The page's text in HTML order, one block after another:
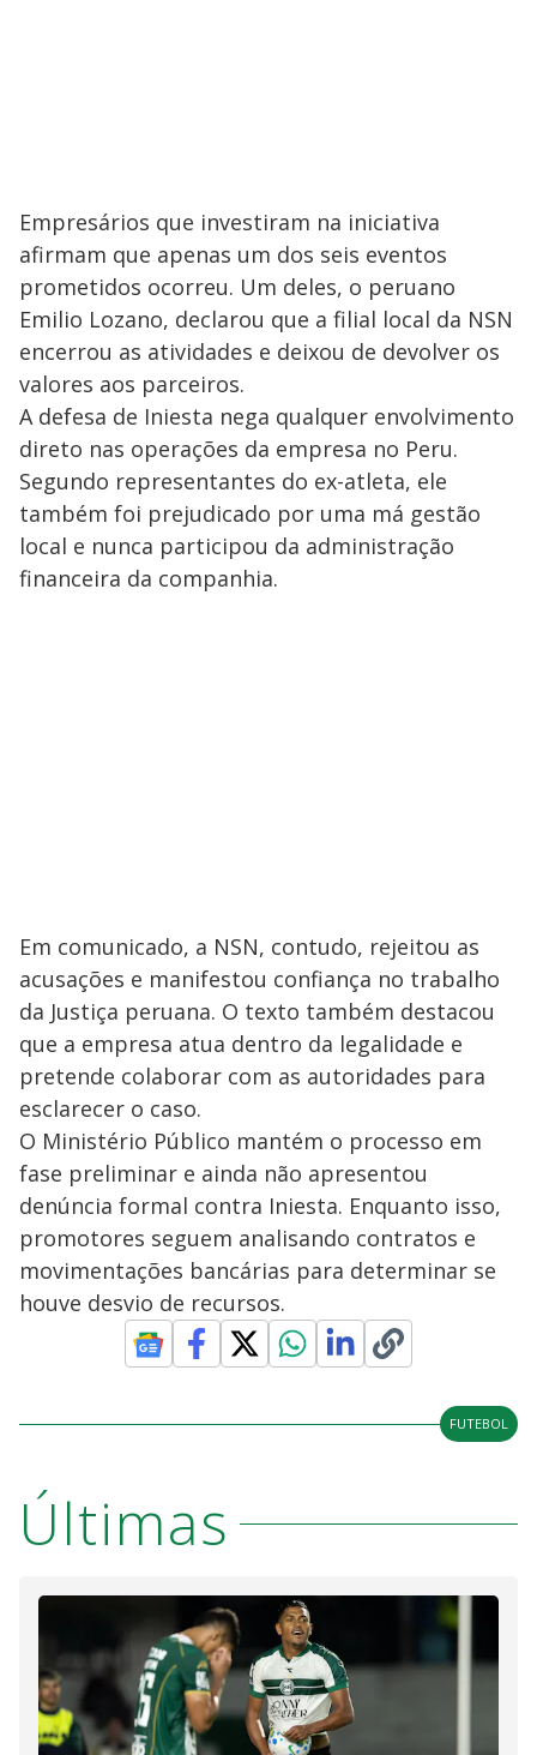
Empresários que investiram na iniciativa
afirmam que apenas um dos seis eventos
prometidos ocorreu. Um deles, o peruano
Emilio Lozano, declarou que a filial local da NSN
encerrou as atividades e deixou de devolver os
valores aos parceiros.
A defesa de Iniesta nega qualquer envolvimento
direto nas operações da empresa no Peru.
Segundo representantes do ex-atleta, ele
também foi prejudicado por uma má gestão
local e nunca participou da administração
financeira da companhia.
Em comunicado, a NSN, contudo, rejeitou as
acusações e manifestou confiança no trabalho
da Justiça peruana. O texto também destacou
que a empresa atua dentro da legalidade e
pretende colaborar com as autoridades para
esclarecer o caso.
O Ministério Público mantém o processo em
fase preliminar e ainda não apresentou
denúncia formal contra Iniesta. Enquanto isso,
promotores seguem analisando contratos e
movimentações bancárias para determinar se
houve desvio de recursos.
FUTEBOL
Últimas